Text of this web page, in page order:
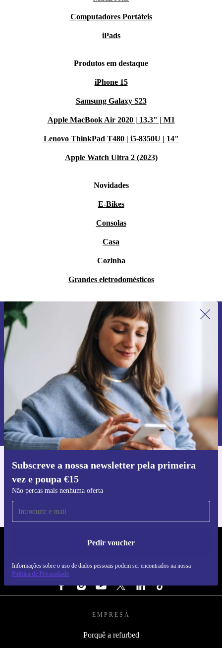
Computadores Portáteis
iPads
Produtos em destaque
iPhone 15
Samsung Galaxy S23
Apple MacBook Air 2020 | 13.3" | M1
Lenovo ThinkPad T480 | i5-8350U | 14"
Apple Watch Ultra 2 (2023)
Novidades
E-Bikes
Consolas
Casa
Cozinha
Grandes eletrodomésticos
Subscreve a nossa newsletter pela primeira
vez e poupa €15
Não percas mais nenhuma oferta
Pedir voucher
Informações sobre o uso de dados pessoais podem ser encontrados na nossa
Política de Privacidade
Subscreve a nossa newsletter pela
primeira vez e poupa 15€!
Não percas mais nenhuma oferta.
Pedir voucher
Informações sobre o uso de dados pessoais podem ser encontrados na
nossa
Política de Privacidade.
Faz o download da app refurbed
Para iOS e Android
REFURBED PORTUGAL - RETHINK NEW.
SEGUE-NOS
EMPRESA
Porquê a refurbed